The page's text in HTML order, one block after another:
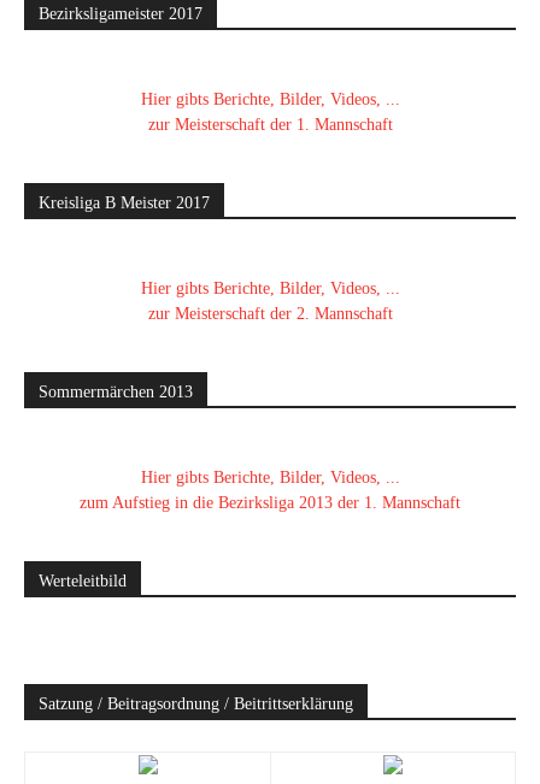
Bezirksligameister 2017
Hier gibts Berichte, Bilder, Videos, ...
zur Meisterschaft der 1. Mannschaft
Kreisliga B Meister 2017
Hier gibts Berichte, Bilder, Videos, ...
zur Meisterschaft der 2. Mannschaft
Sommermärchen 2013
Hier gibts Berichte, Bilder, Videos, ...
zum Aufstieg in die Bezirksliga 2013 der 1. Mannschaft
Werteleitbild
Satzung / Beitragsordnung / Beitrittserklärung